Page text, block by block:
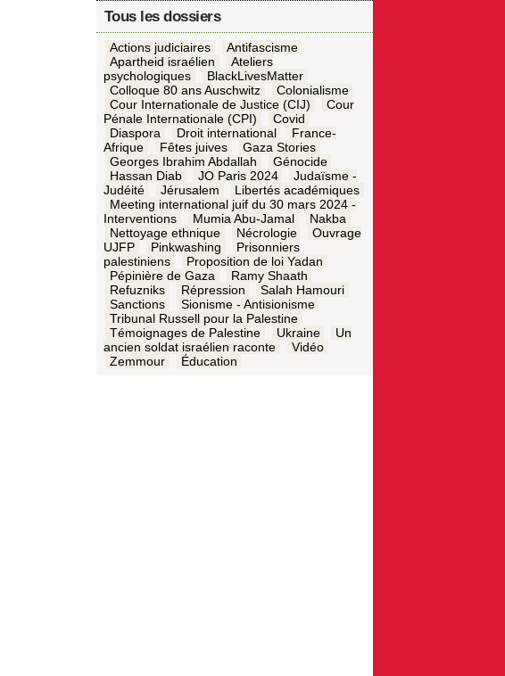
Tous les dossiers
Actions judiciaires
Antifascisme
Apartheid israélien
Ateliers
psychologiques
BlackLivesMatter
Colloque 80 ans Auschwitz
Colonialisme
Cour Internationale de Justice (CIJ)
Cour
Pénale Internationale (CPI)
Covid
Diaspora
Droit international
France-
Afrique
Fêtes juives
Gaza Stories
Georges Ibrahim Abdallah
Génocide
Hassan Diab
JO Paris 2024
Judaïsme -
Judéité
Jérusalem
Libertés académiques
Meeting international juif du 30 mars 2024 -
Interventions
Mumia Abu-Jamal
Nakba
Nettoyage ethnique
Nécrologie
Ouvrage
UJFP
Pinkwashing
Prisonniers
palestiniens
Proposition de loi Yadan
Pépinière de Gaza
Ramy Shaath
Refuzniks
Répression
Salah Hamouri
Sanctions
Sionisme - Antisionisme
Tribunal Russell pour la Palestine
Témoignages de Palestine
Ukraine
Un
ancien soldat israélien raconte
Vidéo
Zemmour
Éducation